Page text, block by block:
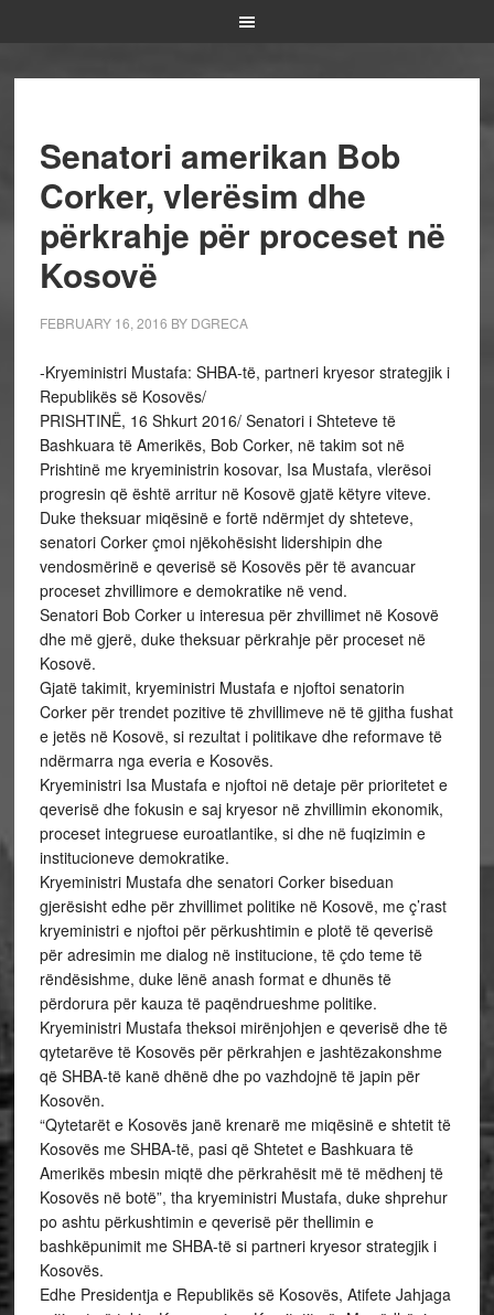
Senatori amerikan Bob
Corker, vlerësim dhe
përkrahje për proceset në
Kosovë
FEBRUARY 16, 2016 BY DGRECA
-Kryeministri Mustafa: SHBA-të, partneri kryesor strategjik i
Republikës së Kosovës/
PRISHTINË, 16 Shkurt 2016/ Senatori i Shteteve të
Bashkuara të Amerikës, Bob Corker, në takim sot në
Prishtinë me kryeministrin kosovar, Isa Mustafa, vlerësoi
progresin që është arritur në Kosovë gjatë këtyre viteve.
Duke theksuar miqësinë e fortë ndërmjet dy shteteve,
senatori Corker çmoi njëkohësisht lidershipin dhe
vendosmërinë e qeverisë së Kosovës për të avancuar
proceset zhvillimore e demokratike në vend.
Senatori Bob Corker u interesua për zhvillimet në Kosovë
dhe më gjerë, duke theksuar përkrahje për proceset në
Kosovë.
Gjatë takimit, kryeministri Mustafa e njoftoi senatorin
Corker për trendet pozitive të zhvillimeve në të gjitha fushat
e jetës në Kosovë, si rezultat i politikave dhe reformave të
ndërmarra nga everia e Kosovës.
Kryeministri Isa Mustafa e njoftoi në detaje për prioritetet e
qeverisë dhe fokusin e saj kryesor në zhvillimin ekonomik,
proceset integruese euroatlantike, si dhe në fuqizimin e
institucioneve demokratike.
Kryeministri Mustafa dhe senatori Corker biseduan
gjerësisht edhe për zhvillimet politike në Kosovë, me ç’rast
kryeministri e njoftoi për përkushtimin e plotë të qeverisë
për adresimin me dialog në institucione, të çdo teme të
rëndësishme, duke lënë anash format e dhunës të
përdorura për kauza të paqëndrueshme politike.
Kryeministri Mustafa theksoi mirënjohjen e qeverisë dhe të
qytetarëve të Kosovës për përkrahjen e jashtëzakonshme
që SHBA-të kanë dhënë dhe po vazhdojnë të japin për
Kosovën.
“Qytetarët e Kosovës janë krenarë me miqësinë e shtetit të
Kosovës me SHBA-të, pasi që Shtetet e Bashkuara të
Amerikës mbesin miqtë dhe përkrahësit më të mëdhenj të
Kosovës në botë”, tha kryeministri Mustafa, duke shprehur
po ashtu përkushtimin e qeverisë për thellimin e
bashkëpunimit me SHBA-të si partneri kryesor strategjik i
Kosovës.
Edhe Presidentja e Republikës së Kosovës, Atifete Jahjaga